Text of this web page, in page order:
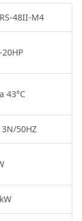
48II-M4
43°C
3N/50HZ